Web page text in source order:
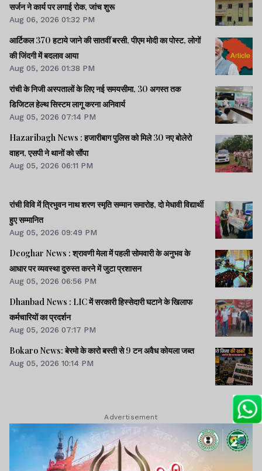
सर्जन ने कार्य पर लगाई रोक, जांच शुरू
Aug 06, 2026 01:32 PM
आर्टिकल 370 हटाये जाने की सातवीं बरसी, पीएम मोदी का पोस्ट, लोगों
की जिंदगी में बदलाव आया
Aug 05, 2026 01:38 PM
रांची के निजी अस्पतालों के लिए नई समयसीमा, 30 अगस्त तक
डिजिटल हेल्थ सिस्टम लागू करना अनिवार्य
Aug 05, 2026 07:14 PM
Hazaribagh News : हजारीबाग पुलिस को मिले 30 नए बोलेरो
वाहन, एसपी ने थानों को सौंपा
Aug 05, 2026 06:11 PM
रांची विवि में त्रिभुवन नाथ शरण स्मृति सम्मान समारोह, दो मेधावी विद्यार्थी
हुए सम्मानित
Aug 05, 2026 09:49 PM
Deoghar News : श्रावणी मेला में पहली सोमवारी के अनुभव के
आधार पर व्यवस्था दुरुस्त करने में जुटा प्रशासन
Aug 05, 2026 06:56 PM
Dhanbad News : LIC में सरकारी हिस्सेदारी घटाने के खिलाफ
कर्मचारियों का प्रदर्शन
Aug 05, 2026 07:17 PM
Bokaro News: बेरमो के कारो बस्ती से 9 टन अवैध कोयला जब्त
Aug 05, 2026 10:14 PM
Advertisement